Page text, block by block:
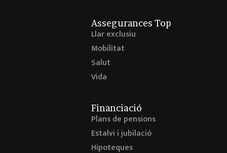
Assegurances Top
Llar exclusiu
Mobilitat
Salut
Vida
Financiació
Plans de pensions
Estalvi i jubilació
Hipoteques